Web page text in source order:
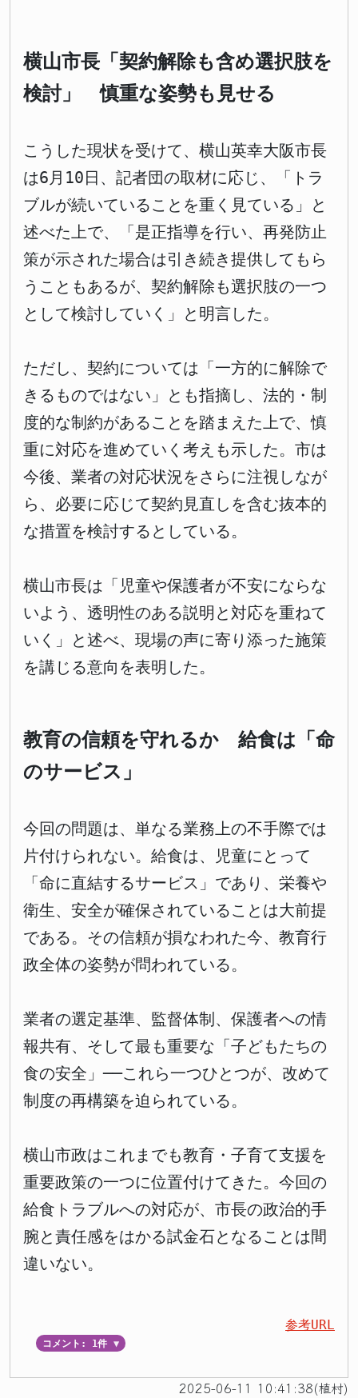
横山市長「契約解除も含め選択肢を
検討」 慎重な姿勢も見せる
こうした現状を受けて、横山英幸大阪市長
は6月10日、記者団の取材に応じ、「トラ
ブルが続いていることを重く見ている」と
述べた上で、「是正指導を行い、再発防止
策が示された場合は引き続き提供してもら
うこともあるが、契約解除も選択肢の一つ
として検討していく」と明言した。
ただし、契約については「一方的に解除で
きるものではない」とも指摘し、法的・制
度的な制約があることを踏まえた上で、慎
重に対応を進めていく考えも示した。市は
今後、業者の対応状況をさらに注視しなが
ら、必要に応じて契約見直しを含む抜本的
な措置を検討するとしている。
横山市長は「児童や保護者が不安にならな
いよう、透明性のある説明と対応を重ねて
いく」と述べ、現場の声に寄り添った施策
を講じる意向を表明した。
教育の信頼を守れるか 給食は「命
のサービス」
今回の問題は、単なる業務上の不手際では
片付けられない。給食は、児童にとって
「命に直結するサービス」であり、栄養や
衛生、安全が確保されていることは大前提
である。その信頼が損なわれた今、教育行
政全体の姿勢が問われている。
業者の選定基準、監督体制、保護者への情
報共有、そして最も重要な「子どもたちの
食の安全」──これら一つひとつが、改めて
制度の再構築を迫られている。
横山市政はこれまでも教育・子育て支援を
重要政策の一つに位置付けてきた。今回の
給食トラブルへの対応が、市長の政治的手
腕と責任感をはかる試金石となることは間
違いない。
参考URL
コメント: 1件 ▼
2025-06-11 10:41:38(植村)